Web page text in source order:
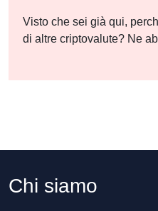
Visto che sei già qui,
di altre criptovalute? Ne
Chi siamo